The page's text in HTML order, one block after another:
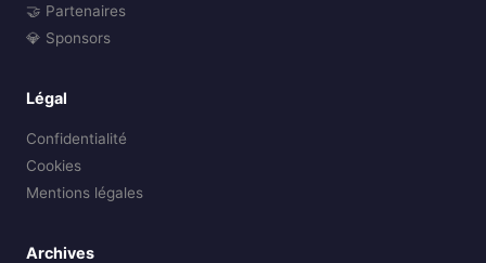
🤝 Partenaires
💎 Sponsors
Légal
Confidentialité
Cookies
Mentions légales
Archives